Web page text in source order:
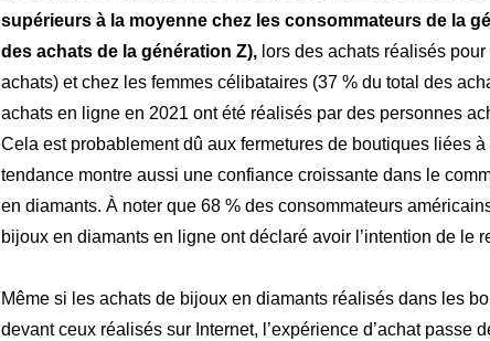
supérieurs à la moyenne chez les consommateurs de la
des achats de la génération Z), lors des achats réalisés
achats) et chez les femmes célibataires (37 % du total des
achats en ligne en 2021 ont été réalisés par des personnes
Cela est probablement dû aux fermetures de boutiques liées
tendance montre aussi une confiance croissante dans le
en diamants. À noter que 68 % des consommateurs
bijoux en diamants en ligne ont déclaré avoir l’intention de le
Même si les achats de bijoux en diamants réalisés dans les
devant ceux réalisés sur Internet, l’expérience d’achat passe